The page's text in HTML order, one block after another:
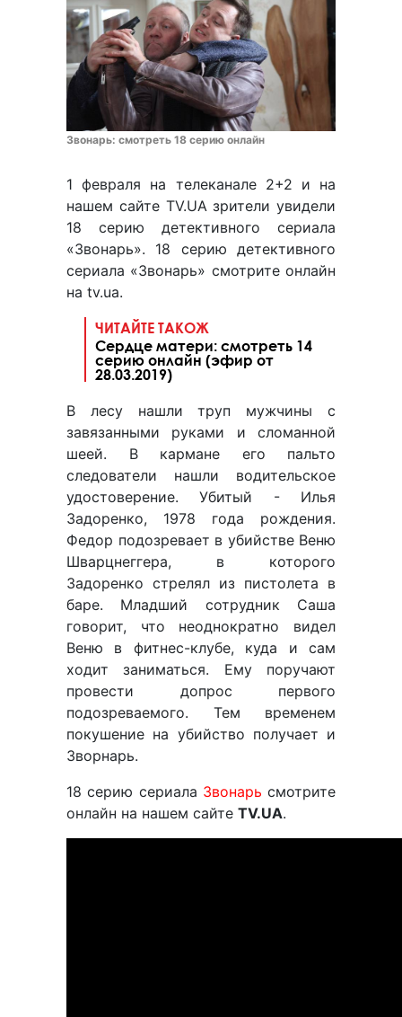
Звонарь: смотреть 18 серию онлайн
1 февраля на телеканале 2+2 и на
нашем сайте TV.UA зрители увидели
18 серию детективного сериала
«Звонарь». 18 серию детективного
сериала «Звонарь» смотрите онлайн
на tv.ua.
ЧИТАЙТЕ ТАКОЖ
Сердце матери: смотреть 14
серию онлайн (эфир от
28.03.2019)
В лесу нашли труп мужчины с
завязанными руками и сломанной
шеей. В кармане его пальто
следователи нашли водительское
удостоверение. Убитый - Илья
Задоренко, 1978 года рождения.
Федор подозревает в убийстве Веню
Шварцнеггера, в которого
Задоренко стрелял из пистолета в
баре. Младший сотрудник Саша
говорит, что неоднократно видел
Веню в фитнес-клубе, куда и сам
ходит заниматься. Ему поручают
провести допрос первого
подозреваемого. Тем временем
покушение на убийство получает и
Зворнарь.
18 серию сериала Звонарь смотрите
онлайн на нашем сайте TV.UA.